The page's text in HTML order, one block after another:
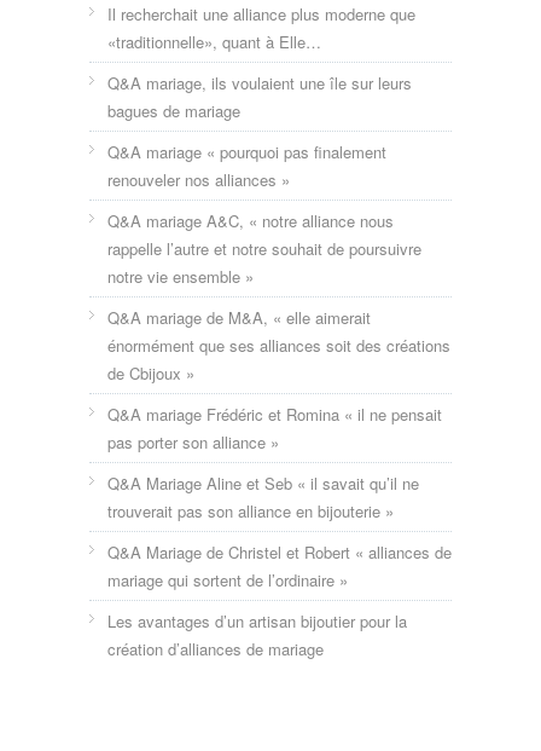
Il recherchait une alliance plus moderne que
«traditionnelle», quant à Elle…
Q&A mariage, ils voulaient une île sur leurs
bagues de mariage
Q&A mariage « pourquoi pas finalement
renouveler nos alliances »
Q&A mariage A&C, « notre alliance nous
rappelle l’autre et notre souhait de poursuivre
notre vie ensemble »
Q&A mariage de M&A, « elle aimerait
énormément que ses alliances soit des créations
de Cbijoux »
Q&A mariage Frédéric et Romina « il ne pensait
pas porter son alliance »
Q&A Mariage Aline et Seb « il savait qu’il ne
trouverait pas son alliance en bijouterie »
Q&A Mariage de Christel et Robert « alliances de
mariage qui sortent de l’ordinaire »
Les avantages d’un artisan bijoutier pour la
création d’alliances de mariage